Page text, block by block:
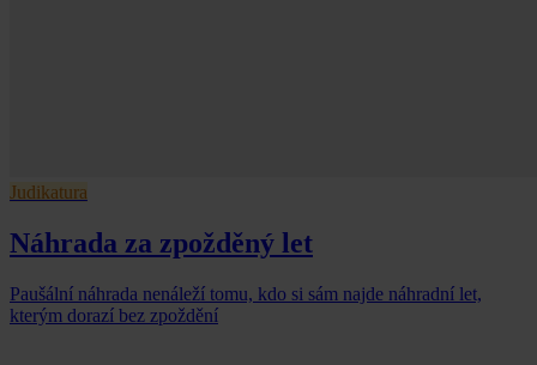
Judikatura
Náhrada za zpožděný let
Paušální náhrada nenáleží tomu, kdo si sám najde náhradní let,
kterým dorazí bez zpoždění